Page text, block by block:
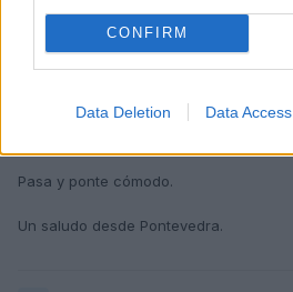
CONFIRM
Data Deletion Data Access
RomuloTDI
Pasa y ponte cómodo.
Un saludo desde Pontevedra.